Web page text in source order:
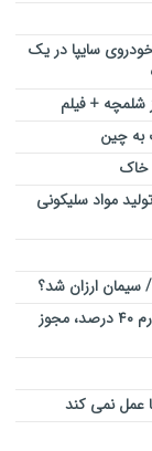
مسیر دلار؛ بازار فریز شد/ کاهش قیمت ۳ خودروی سایپا در یک
شلمچه + فیلم
به چین
واحد تولید مواد سلیکونی
قیمت‌گذاری لوازم خانگی باید تعیین تکلیف شود/ تورم ۴۰ درصد، مجوز
عمل نمی کند